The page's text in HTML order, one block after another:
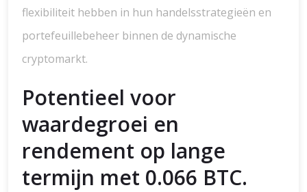
flexibiliteit hebben in hun handelsstrategieën en
portefeuillebeheer binnen de dynamische
cryptomarkt.
Potentieel voor
waardegroei en
rendement op lange
termijn met 0.066 BTC.